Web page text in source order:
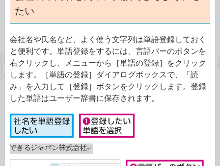
たい
会社名や氏名など、よく使う文字列は単語登録しておく
と便利です。単語登録をするには、言語バーのボタンを
右クリックし、メニューから［単語の登録］をクリック
します。［単語の登録］ダイアログボックスで、「読
み」を入力して［登録］ボタンをクリックします。登録
した単語はユーザー辞書に保存されます。